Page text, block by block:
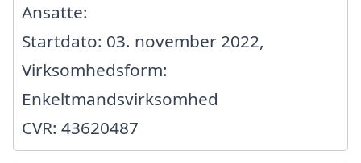
Ansatte:
Startdato: 03. november 2022,
Virksomhedsform:
Enkeltmandsvirksomhed
CVR: 43620487